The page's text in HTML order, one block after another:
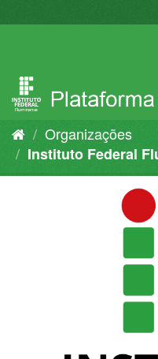
para
Organizações
Instituto Federal